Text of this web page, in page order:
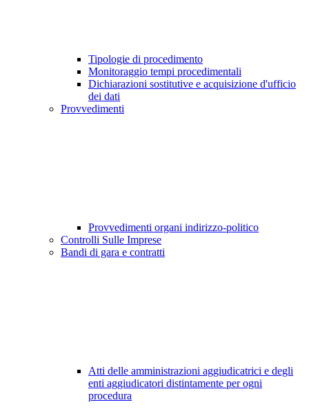
Tipologie di procedimento
Monitoraggio tempi procedimentali
Dichiarazioni sostitutive e acquisizione d'ufficio
dei dati
Provvedimenti
Provvedimenti organi indirizzo-politico
Controlli Sulle Imprese
Bandi di gara e contratti
Atti delle amministrazioni aggiudicatrici e degli
enti aggiudicatori distintamente per ogni
procedura